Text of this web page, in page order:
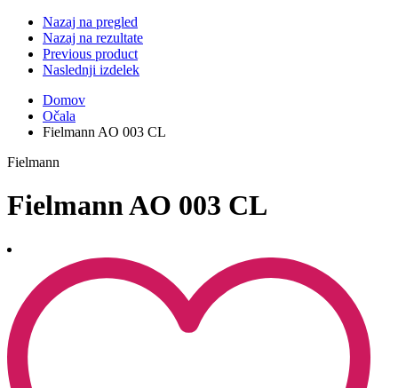
Nazaj na pregled
Nazaj na rezultate
Previous product
Naslednji izdelek
Domov
Očala
Fielmann AO 003 CL
Fielmann
Fielmann AO 003 CL